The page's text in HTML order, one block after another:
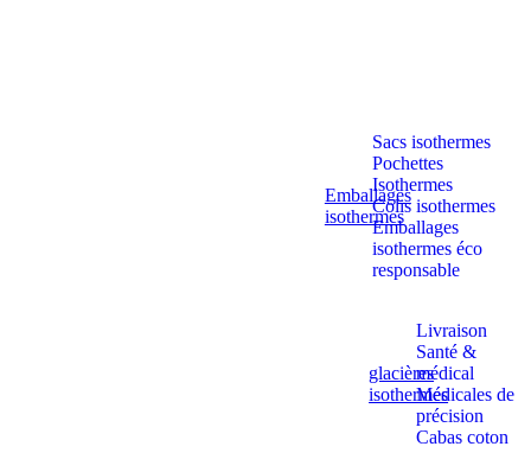
Emballages
isothermes
Sacs isothermes
Pochettes
Isothermes
Colis isothermes
Emballages
isothermes éco
responsable
glacières
isothermes
Livraison
Santé &
médical
Médicales de
précision
Cabas coton